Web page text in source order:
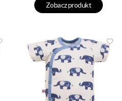
Zobacz produkt